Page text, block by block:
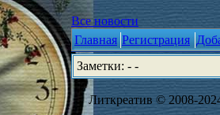
Все новости
Главная Регистрация
Заметки: - -
Литкреатив © 2008-